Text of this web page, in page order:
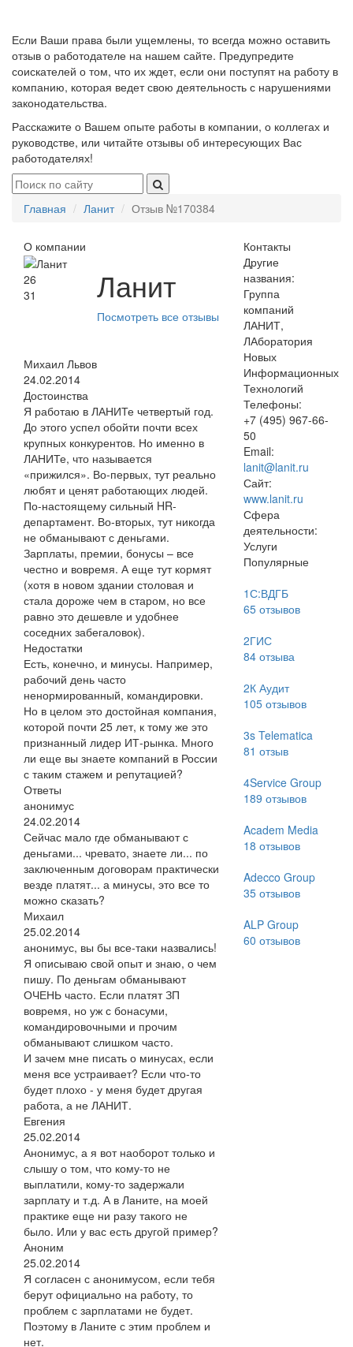
Если Ваши права были ущемлены, то всегда можно оставить
отзыв о работодателе на нашем сайте. Предупредите
соискателей о том, что их ждет, если они поступят на работу в
компанию, которая ведет свою деятельность с нарушениями
законодательства.
Расскажите о Вашем опыте работы в компании, о коллегах и
руководстве, или читайте отзывы об интересующих Вас
работодателях!
Главная Ланит Отзыв №170384
О компании
26
31
Ланит
Посмотреть все отзывы
Михаил Львов
24.02.2014
Достоинства
Я работаю в ЛАНИТе четвертый год.
До этого успел обойти почти всех
крупных конкурентов. Но именно в
ЛАНИТе, что называется
«прижился». Во-первых, тут реально
любят и ценят работающих людей.
По-настоящему сильный HR-
департамент. Во-вторых, тут никогда
не обманывают с деньгами.
Зарплаты, премии, бонусы – все
честно и вовремя. А еще тут кормят
(хотя в новом здании столовая и
стала дороже чем в старом, но все
равно это дешевле и удобнее
соседних забегаловок).
Недостатки
Есть, конечно, и минусы. Например,
рабочий день часто
ненормированный, командировки.
Но в целом это достойная компания,
которой почти 25 лет, к тому же это
признанный лидер ИТ-рынка. Много
ли еще вы знаете компаний в России
с таким стажем и репутацией?
Ответы
анонимус
24.02.2014
Сейчас мало где обманывают с
деньгами... чревато, знаете ли... по
заключенным договорам практически
везде платят... а минусы, это все то
можно сказать?
Михаил
25.02.2014
анонимус, вы бы все-таки назвались!
Я описываю свой опыт и знаю, о чем
пишу. По деньгам обманывают
ОЧЕНЬ часто. Если платят ЗП
вовремя, но уж с бонасуми,
командировочными и прочим
обманывают слишком часто.
И зачем мне писать о минусах, если
меня все устраивает? Если что-то
будет плохо - у меня будет другая
работа, а не ЛАНИТ.
Евгения
25.02.2014
Анонимус, а я вот наоборот только и
слышу о том, что кому-то не
выплатили, кому-то задержали
зарплату и т.д. А в Ланите, на моей
практике еще ни разу такого не
было. Или у вас есть другой пример?
Аноним
25.02.2014
Я согласен с анонимусом, если тебя
берут официально на работу, то
проблем с зарплатами не будет.
Поэтому в Ланите с этим проблем и
нет.
Контакты
Другие
названия:
Группа
компаний
ЛАНИТ,
ЛАборатория
Новых
Информационных
Технологий
Телефоны:
+7 (495) 967-66-
50
Email:
lanit@lanit.ru
Сайт:
www.lanit.ru
Сфера
деятельности:
Услуги
Популярные
1С:ВДГБ
65отзывов
2ГИС
84отзыва
2К Аудит
105отзывов
3s Telematica
81 отзыв
4Service Group
189 отзывов
Academ Media
18 отзывов
Adecco Group
35отзывов
ALP Group
60 отзывов